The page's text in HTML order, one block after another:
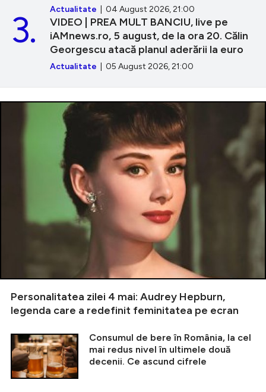
Actualitate | 04 August 2026, 21:00
VIDEO | PREA MULT BANCIU, live pe
iAMnews.ro, 5 august, de la ora 20. Călin
Georgescu atacă planul aderării la euro
Actualitate | 05 August 2026, 21:00
3.
Personalitatea zilei 4 mai: Audrey Hepburn,
legenda care a redefinit feminitatea pe ecran
Consumul de bere în România, la cel
mai redus nivel în ultimele două
decenii. Ce ascund cifrele